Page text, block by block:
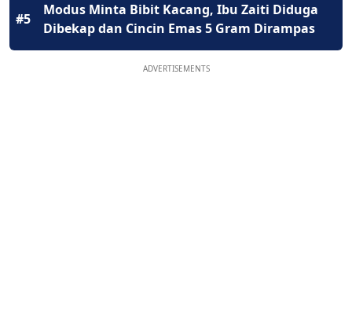
#5
Modus Minta Bibit Kacang, Ibu Zaiti Diduga
Dibekap dan Cincin Emas 5 Gram Dirampas
ADVERTISEMENTS